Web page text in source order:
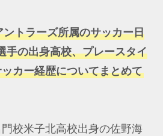
ントラーズ所属のサッカー日
手の出身高校、プレースタイ
カー経歴についてまとめて
校米子北高校出身の佐野海